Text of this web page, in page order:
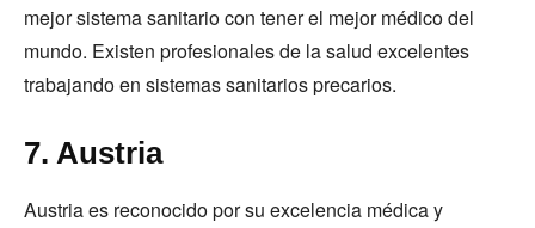
mejor sistema sanitario con tener el mejor médico del
mundo. Existen profesionales de la salud excelentes
trabajando en sistemas sanitarios precarios.
7. Austria
Austria es reconocido por su excelencia médica y